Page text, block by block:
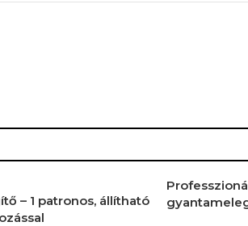
– 1 patronos, állítható